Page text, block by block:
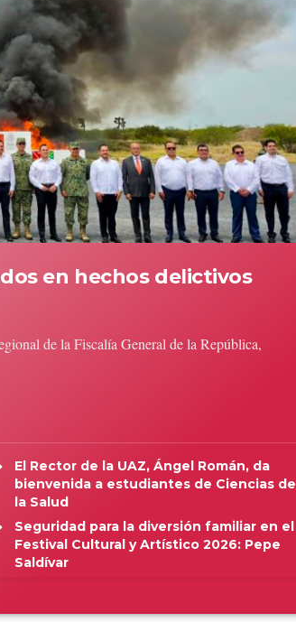
en hechos delictivos
de la Fiscalía General de la República,
El Rector de la UAZ, Ángel Román, da
bienvenida a estudiantes de Ciencias de
la Salud
Seguridad para la diversión familiar en el
Festival Cultural y Artístico 2026: Pepe
Saldívar